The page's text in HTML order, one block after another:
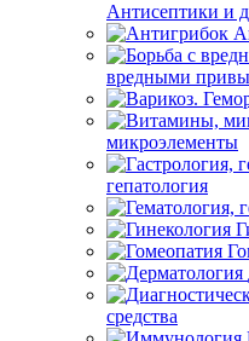
Антисептики и
вредными
микроэлементы
гепатология
средства